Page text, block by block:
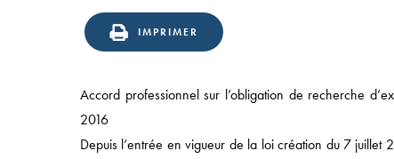
IMPRIMER
Accord professionnel sur l’obligation de recherche
2016
Depuis l’entrée en vigueur de la loi création du 7 juillet